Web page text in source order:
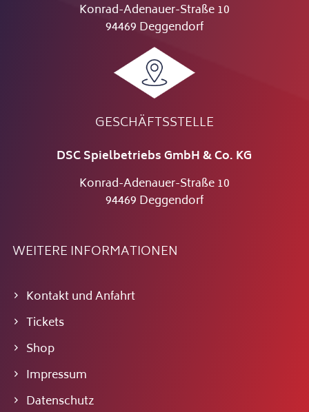
Konrad-Adenauer-Straße 10
94469 Deggendorf
GESCHÄFTSSTELLE
DSC Spielbetriebs GmbH & Co. KG
Konrad-Adenauer-Straße 10
94469 Deggendorf
WEITERE INFORMATIONEN
Kontakt und Anfahrt
Tickets
Shop
Impressum
Datenschutz